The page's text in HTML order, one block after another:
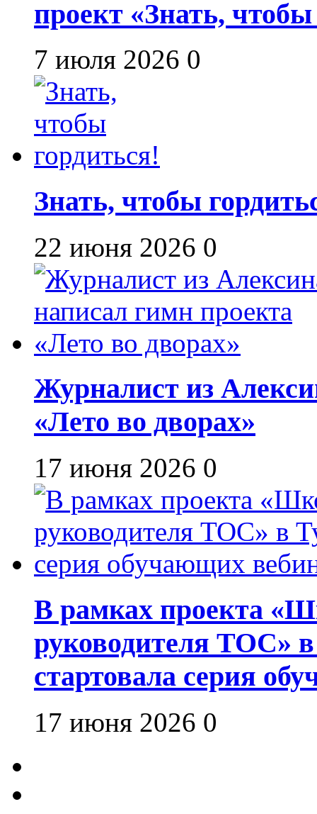
проект «Знать,
7 июля 2026 0
Знать, чтобы
22 июня 2026 0
Журналист из
«Лето во дворах»
17 июня 2026 0
В рамках проекта
руководителя ТОС»
стартовала серия
17 июня 2026 0